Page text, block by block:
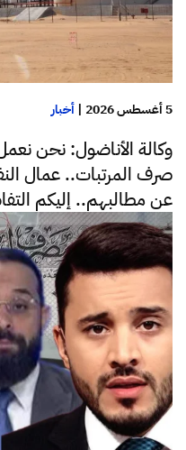
5 أغسطس 2026 | أخبار
وكالة الأناضول: نحن
صرف المرتبات.. عمال
عن مطالبهم.. إليكم